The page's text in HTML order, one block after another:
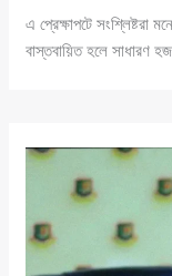
এ প্রেক্ষাপটে সংশ্লিষ্টরা
বাস্তবায়িত হলে সাধারণ